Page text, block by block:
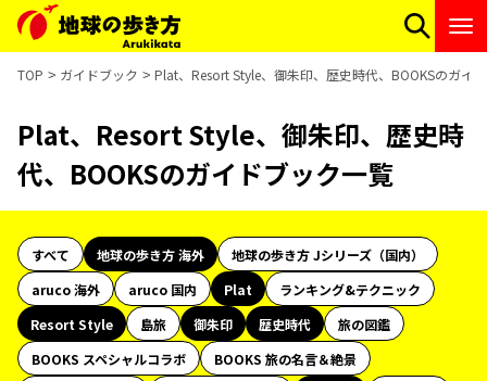
TOP ガイドブック Plat、Resort Style、御朱印、歴史時代、BOOKSのガイ
Plat、Resort Style、御朱印、歴史時
代、BOOKSのガイドブック一覧
すべて 地球の歩き方 海外
地球の歩き方 Jシリーズ（国内）
aruco 海外
aruco 国内 Plat
ランキング&テクニック
Resort Style
島旅 御朱印 歴史時代
旅の図鑑
BOOKS スペシャルコラボ
BOOKS 旅の名言＆絶景